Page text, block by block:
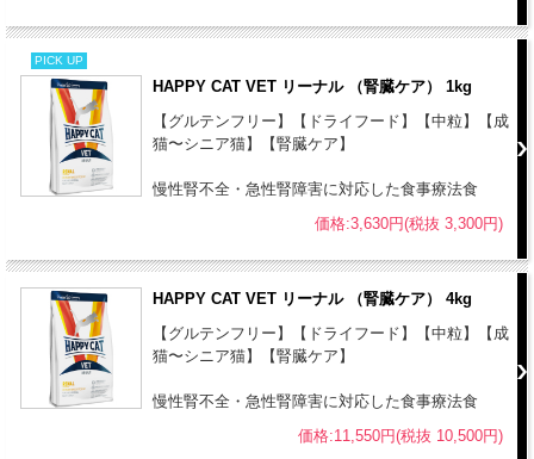
PICK UP
HAPPY CAT VET リーナル （腎臓ケア） 1kg
【グルテンフリー】【ドライフード】【中粒】【成
猫〜シニア猫】【腎臓ケア】
慢性腎不全・急性腎障害に対応した食事療法食
価格:3,630円(税抜 3,300円)
HAPPY CAT VET リーナル （腎臓ケア） 4kg
【グルテンフリー】【ドライフード】【中粒】【成
猫〜シニア猫】【腎臓ケア】
慢性腎不全・急性腎障害に対応した食事療法食
価格:11,550円(税抜 10,500円)